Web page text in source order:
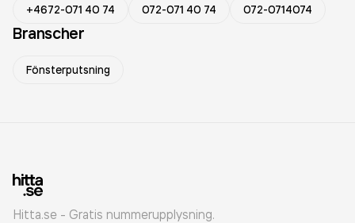
+4672-071 40 74
072-071 40 74 072-0714074
Branscher
Fönsterputsning
Hitta.se - Gratis nummerupplysning.